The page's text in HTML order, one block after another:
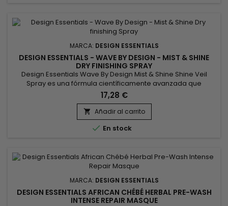
MARCA: DESIGN ESSENTIALS
DESIGN ESSENTIALS - WAVE BY DESIGN - MIST & SHINE
DRY FINISHING SPRAY
Design Essentials Wave By Design Mist & Shine Shine Veil
Spray es una fórmula científicamente avanzada que
proporciona un brillo luminoso y sedoso a los rizos y ondas.
Los emolientes y acondicionadores suavizan el cabello y le
dan más cuerpo, volumen y brillo.
17,28 €
 Añadir al carrito
 En stock
MARCA: DESIGN ESSENTIALS
DESIGN ESSENTIALS AFRICAN CHÉBÉ HERBAL PRE-WASH
INTENSE REPAIR MASQUE